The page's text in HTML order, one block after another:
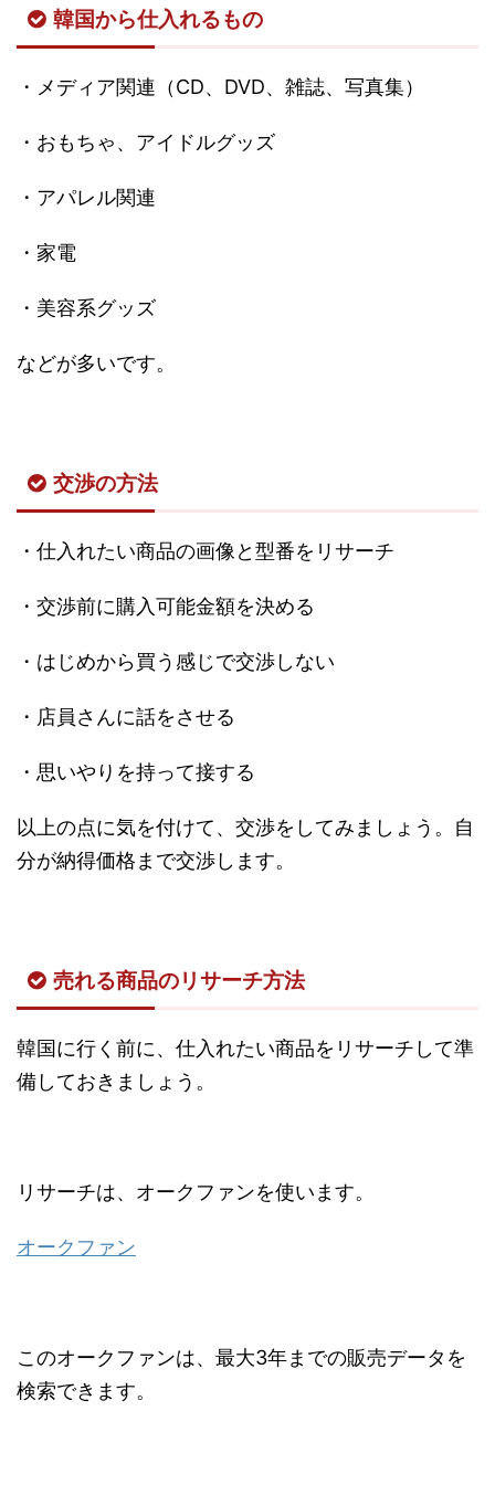
韓国から仕入れるもの
・メディア関連（CD、DVD、雑誌、写真集）
・おもちゃ、アイドルグッズ
・アパレル関連
・家電
・美容系グッズ
などが多いです。
交渉の方法
・仕入れたい商品の画像と型番をリサーチ
・交渉前に購入可能金額を決める
・はじめから買う感じで交渉しない
・店員さんに話をさせる
・思いやりを持って接する
以上の点に気を付けて、交渉をしてみましょう。自
分が納得価格まで交渉します。
売れる商品のリサーチ方法
韓国に行く前に、仕入れたい商品をリサーチして準
備しておきましょう。
リサーチは、オークファンを使います。
オークファン
このオークファンは、最大3年までの販売データを
検索できます。